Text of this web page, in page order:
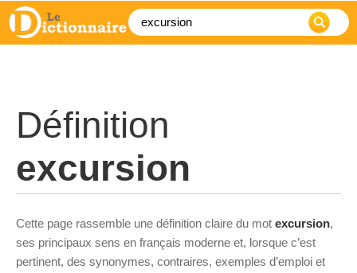
Définition
excursion
Cette page rassemble une définition claire du mot excursion,
ses principaux sens en français moderne et, lorsque c’est
pertinent, des synonymes, contraires, exemples d’emploi et